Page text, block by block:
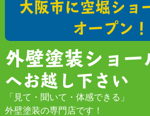
大阪市に空堀ショ
オープン！
外壁塗装ショー
へお越し下さい
「見て・聞いて・体感できる」
外壁塗装の専門店です！